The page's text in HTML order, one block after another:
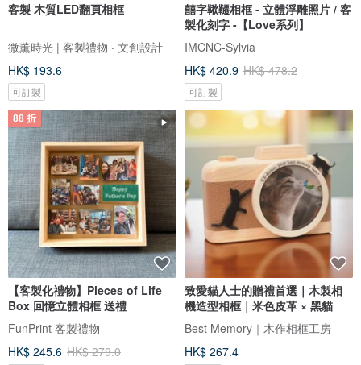
客製 木質LED翻頁相框
微薰時光 | 客製禮物 ‧ 文創設計
HK$ 193.6
可訂製
囍字鞦韆相框 - 立體浮雕照片 / 客
製化刻字 -【Love系列】
IMCNC-Sylvia
HK$ 420.9 HK$ 478.2
可訂製
88 折
【客製化禮物】Pieces of Life
Box 回憶立體相框 送禮
FunPrint 客製禮物
HK$ 245.6 HK$ 279.0
致愛貓人士的贈禮首選｜木製相
機造型相框｜米色皮革 × 黑貓
Best Memory｜木作相框工房
HK$ 267.4